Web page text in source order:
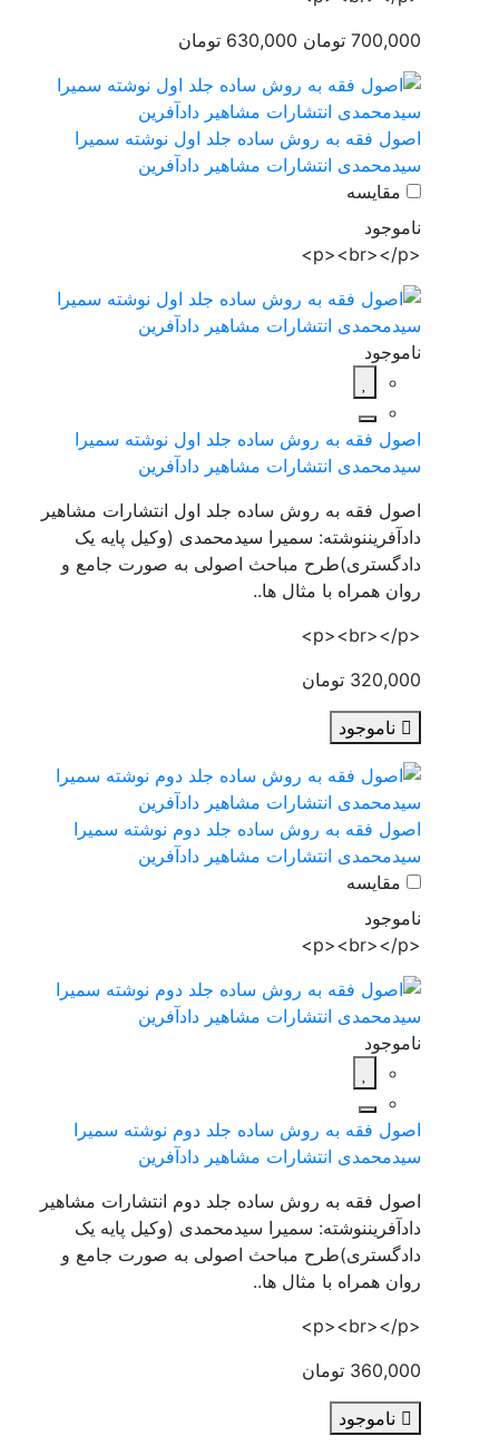
700,000 تومان
630,000 تومان
اصول فقه به روش ساده جلد اول نوشته سمیرا
سیدمحمدی انتشارات مشاهیر دادآفرین
مقایسه
ناموجود
ناموجود
اصول فقه به روش ساده جلد اول نوشته سمیرا
سیدمحمدی انتشارات مشاهیر دادآفرین
اصول فقه به روش ساده جلد اول انتشارات مشاهیر
دادآفریننوشته: سمیرا سیدمحمدی (وکیل پایه یک
دادگستری)طرح مباحث اصولی به صورت جامع و
روان همراه با مثال ها..
320,000 تومان
ناموجود
اصول فقه به روش ساده جلد دوم نوشته سمیرا
سیدمحمدی انتشارات مشاهیر دادآفرین
مقایسه
ناموجود
ناموجود
اصول فقه به روش ساده جلد دوم نوشته سمیرا
سیدمحمدی انتشارات مشاهیر دادآفرین
اصول فقه به روش ساده جلد دوم انتشارات مشاهیر
دادآفریننوشته: سمیرا سیدمحمدی (وکیل پایه یک
دادگستری)طرح مباحث اصولی به صورت جامع و
روان همراه با مثال ها..
360,000 تومان
ناموجود